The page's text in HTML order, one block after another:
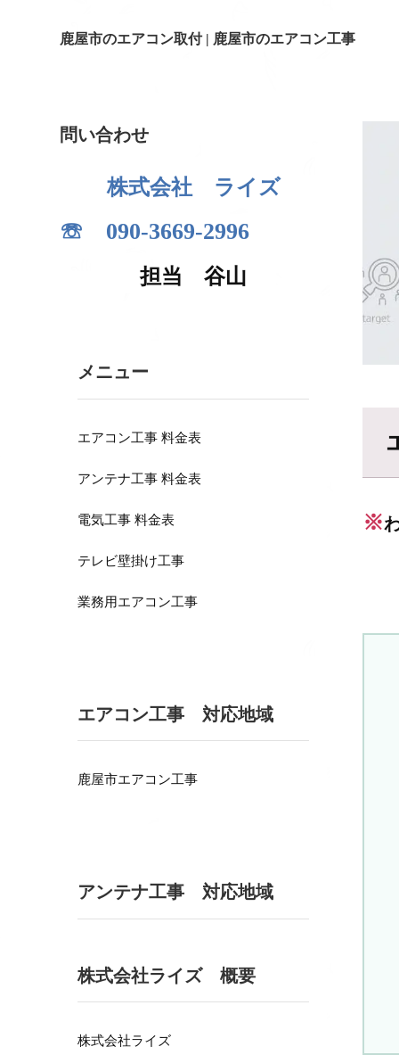
鹿屋市のエアコン取付 | 鹿屋市のエアコン工事
※
問い合わせ
株式会社 ライズ
☏ 090-3669-2996
担当 谷山
メニュー
エアコン工事 料金表
アンテナ工事 料金表
電気工事 料金表
テレビ壁掛け工事
業務用エアコン工事
エアコン工事 対応地域
鹿屋市エアコン工事
アンテナ工事 対応地域
株式会社ライズ 概要
株式会社ライズ